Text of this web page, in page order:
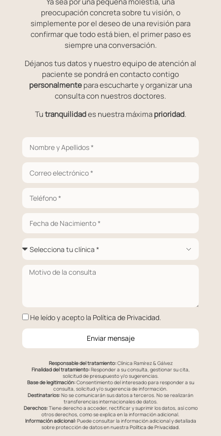
preocupación concreta sobre tu visión, o
simplemente por el deseo de una revisión para
confirmar que todo está bien, el primer paso es
siempre una conversación.
Déjanos tus datos y nuestro equipo de atención al
paciente se pondrá en contacto contigo
personalmentepara escucharte y organizar una
consulta con nuestros doctores.
Tutranquilidades nuestra máximaprioridad.
He leído y acepto la Política de Privacidad.
Enviar mensaje
Responsable del tratamiento:Clínica Ramírez & Gálvez
Finalidad del tratamiento:Responder a su consulta, gestionar su cita,
solicitud de presupuesto y/o sugerencias.
Base de legitimación:Consentimiento del interesado para responder a su
consulta, solicitud y/o sugerencia de información.
Destinatarios:No se comunicarán sus datos a terceros. No se realizarán
transferencias internacionales de datos.
Derechos:Tiene derecho a acceder, rectificar y suprimir los datos, así como
otros derechos, como se explica en la información adicional.
Información adicional:Puede consultar la información adicional y detallada
sobre protección de datos en nuestra Política de Privacidad.